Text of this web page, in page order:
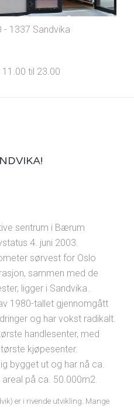
- 1337 Sandvika
til 23.00
sentrum i Bærum
4. juni 2003.
sørvest for Oslo
sammen med de
ligger i Sandvika.
1980-tallet gjennomgått
og har vokst radikalt.
handlesenter, med
kjøpesenter.
bygget ut og har nå ca.
på ca. 50.000m2.
er i rivende utvikling. Mange